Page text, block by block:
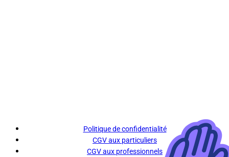
Politique de confidentialité
CGV aux particuliers
CGV aux professionnels